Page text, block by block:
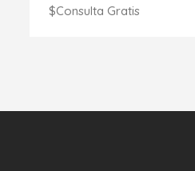
$Consulta Gratis